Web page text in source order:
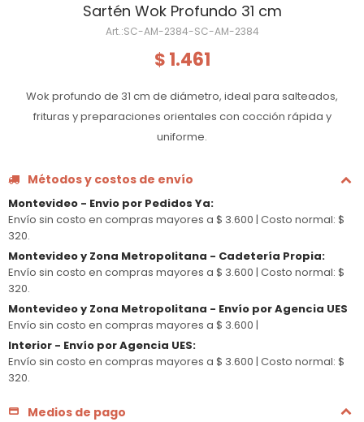
Sartén Wok Profundo 31 cm
SC-AM-2384-SC-AM-2384
$ 1.461
Wok profundo de 31 cm de diámetro, ideal para salteados,
frituras y preparaciones orientales con cocción rápida y
uniforme.
Métodos y costos de envío
Montevideo - Envio por Pedidos Ya:
Envío sin costo en compras mayores a $ 3.600 | Costo normal: $
320.
Montevideo y Zona Metropolitana - Cadetería Propia:
Envío sin costo en compras mayores a $ 3.600 | Costo normal: $
320.
Montevideo y Zona Metropolitana - Envío por Agencia UES
Envío sin costo en compras mayores a $ 3.600 |
Interior - Envío por Agencia UES:
Envío sin costo en compras mayores a $ 3.600 | Costo normal: $
320.
Medios de pago